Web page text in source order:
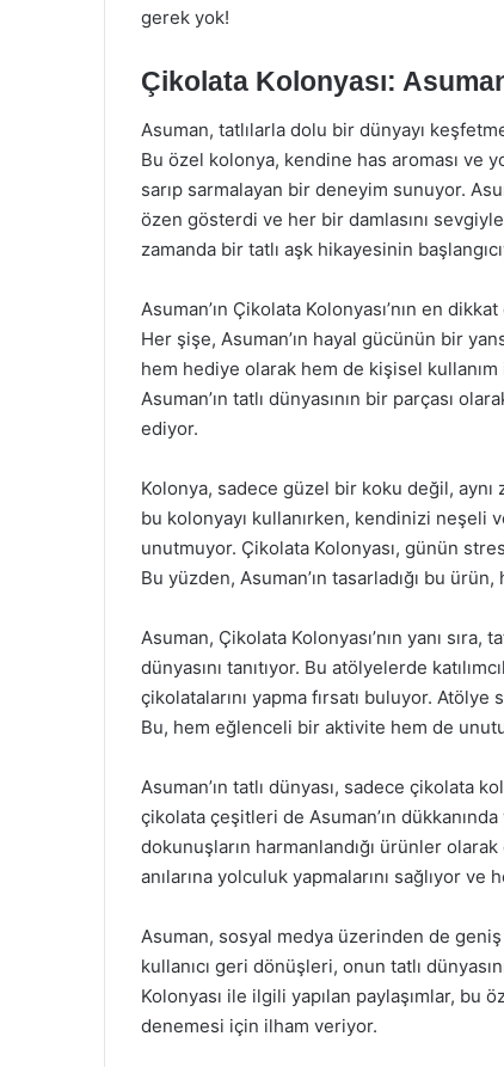
gerek yok!
Çikolata Kolonyası:
Asuman, tatlılarla dolu bir dünyayı
Bu özel kolonya, kendine has aroması ve
sarıp sarmalayan bir deneyim sunuyor.
özen gösterdi ve her bir damlasını
zamanda bir tatlı aşk hikayesinin
Asuman’ın Çikolata Kolonyası’nın en
Her şişe, Asuman’ın hayal gücünün bir
hem hediye olarak hem de kişisel
Asuman’ın tatlı dünyasının bir parçası
ediyor.
Kolonya, sadece güzel bir koku değil,
bu kolonyayı kullanırken, kendinizi
unutmuyor. Çikolata Kolonyası, günün
Bu yüzden, Asuman’ın tasarladığı bu
Asuman, Çikolata Kolonyası’nın yanı
dünyasını tanıtıyor. Bu atölyelerde
çikolatalarını yapma fırsatı buluyor.
Bu, hem eğlenceli bir aktivite hem de
Asuman’ın tatlı dünyası, sadece çikolata
çikolata çeşitleri de Asuman’ın
dokunuşların harmanlandığı ürünler
anılarına yolculuk yapmalarını sağlıyor
Asuman, sosyal medya üzerinden de
kullanıcı geri dönüşleri, onun tatlı
Kolonyası ile ilgili yapılan paylaşımlar, bu
denemesi için ilham veriyor.